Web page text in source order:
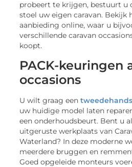
probeert te krijgen, bestuurt u
stoel uw eigen caravan. Bekijk
aanbieding online, waar u
verschillende caravan
koopt.
PACK-keuringen
occasions
U wilt graag een
uw huidige model laten
een onderhoudsbeurt. Bent u
uitgeruste werkplaats van
Waterland? In deze moderne
meerdere bruggen en
Goed opgeleide monteurs